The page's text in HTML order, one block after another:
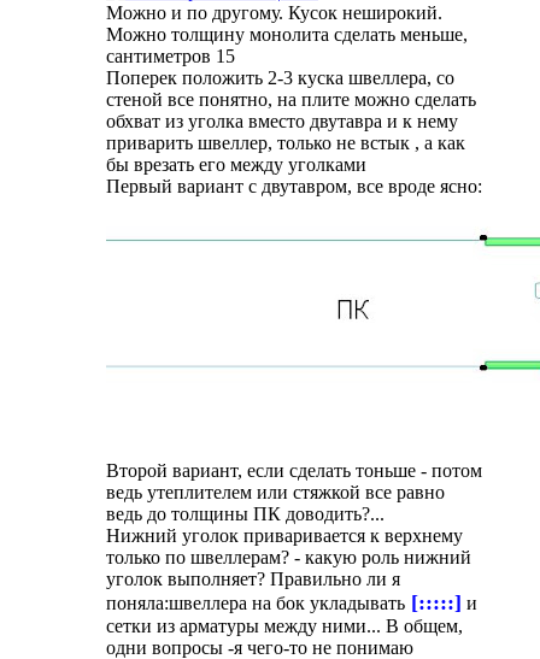
Можно и по другому. Кусок неширокий.
Можно толщину монолита сделать меньше,
сантиметров 15
Поперек положить 2-3 куска швеллера, со
стеной все понятно, на плите можно сделать
обхват из уголка вместо двутавра и к нему
приварить швеллер, только не встык , а как
бы врезать его между уголками
Первый вариант с двутавром, все вроде ясно:
Второй вариант, если сделать тоньше - потом
ведь утеплителем или стяжкой все равно
ведь до толщины ПК доводить?...
Нижний уголок приваривается к верхнему
только по швеллерам? - какую роль нижний
уголок выполняет? Правильно ли я
поняла:швеллера на бок укладывать [:::::] и
сетки из арматуры между ними... В общем,
одни вопросы -я чего-то не понимаю